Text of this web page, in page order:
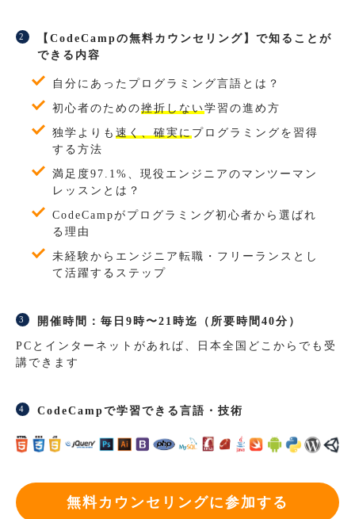
【CodeCampの無料カウンセリング】で知ることが
できる内容
自分にあったプログラミング言語とは？
初心者のための挫折しない学習の進め方
独学よりも 速く、確実にプログラミングを習得
する方法
満足度97.1%、現役エンジニアのマンツーマン
レッスンとは？
CodeCampがプログラミング初心者から選ばれ
る理由
未経験からエンジニア転職・フリーランスとし
て活躍するステップ
開催時間：毎日9時〜21時迄（所要時間40分）
PCとインターネットがあれば、日本全国どこからでも受
講できます
CodeCampで学習できる言語・技術
無料カウンセリングに参加する